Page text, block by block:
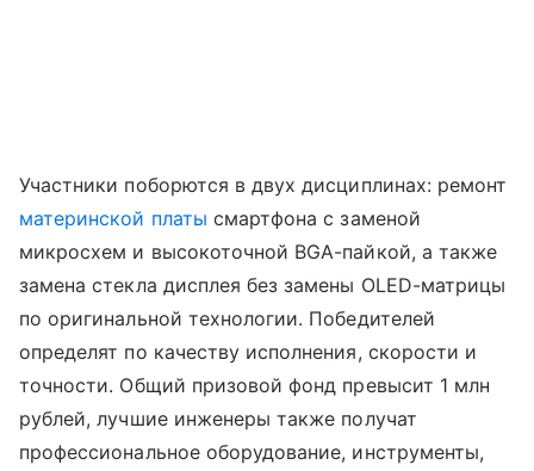
Участники поборются в двух дисциплинах: ремонт
материнской платы смартфона с заменой
микросхем и высокоточной BGA-пайкой, а также
замена стекла дисплея без замены OLED-матрицы
по оригинальной технологии. Победителей
определят по качеству исполнения, скорости и
точности. Общий призовой фонд превысит 1 млн
рублей, лучшие инженеры также получат
профессиональное оборудование, инструменты,